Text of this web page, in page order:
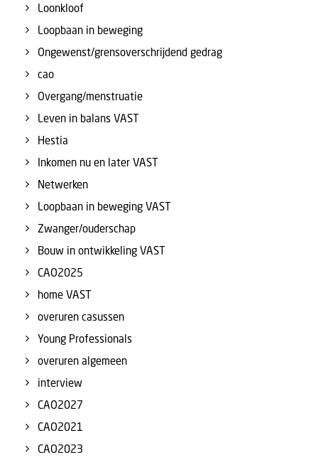
Loonkloof
Loopbaan in beweging
Ongewenst/grensoverschrijdend gedrag
cao
Overgang/menstruatie
Leven in balans VAST
Hestia
Inkomen nu en later VAST
Netwerken
Loopbaan in beweging VAST
Zwanger/ouderschap
Bouw in ontwikkeling VAST
CAO2025
home VAST
overuren casussen
Young Professionals
overuren algemeen
interview
CAO2027
CAO2021
CAO2023